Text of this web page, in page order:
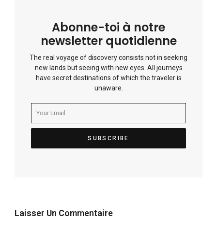
Abonne-toi à notre
newsletter quotidienne
The real voyage of discovery consists not in seeking
new lands but seeing with new eyes. All journeys
have secret destinations of which the traveler is
unaware.
Laisser Un Commentaire